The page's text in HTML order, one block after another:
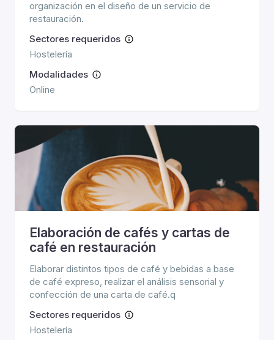
organización en el diseño de un servicio de
restauración.
Sectores requeridos
Hostelería
Modalidades
Online
Elaboración de cafés y cartas de
café en restauración
Elaborar distintos tipos de café y bebidas a base
de café expreso, realizar el análisis sensorial y
confección de una carta de café.q
Sectores requeridos
Hostelería